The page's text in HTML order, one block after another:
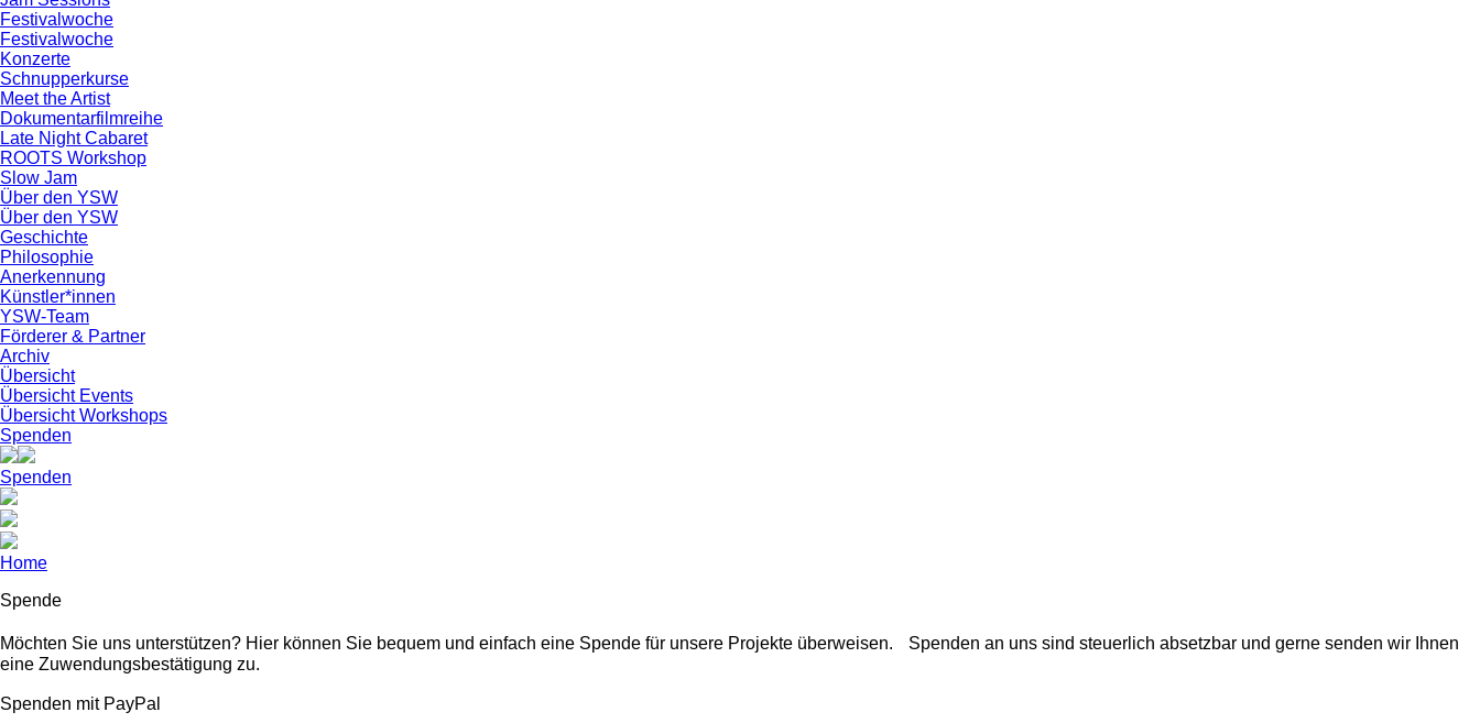
Festivalwoche
Festivalwoche
Konzerte
Schnupperkurse
Meet the Artist
Dokumentarfilmreihe
Late Night Cabaret
ROOTS Workshop
Slow Jam
Über den YSW
Über den YSW
Geschichte
Philosophie
Anerkennung
Künstler*innen
YSW-Team
Förderer & Partner
Archiv
Übersicht
Übersicht Events
Übersicht Workshops
Spenden
Spenden
Home
Spende
Möchten Sie uns unterstützen? Hier können Sie bequem und einfach eine Spende für unsere Projekte überweisen. Spenden an uns sind steuerlich absetzbar und gerne senden wir Ihnen
eine Zuwendungsbestätigung zu.
Spenden mit PayPal